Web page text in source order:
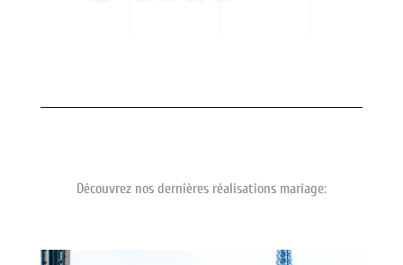
Découvrez nos dernières réalisations mariage: